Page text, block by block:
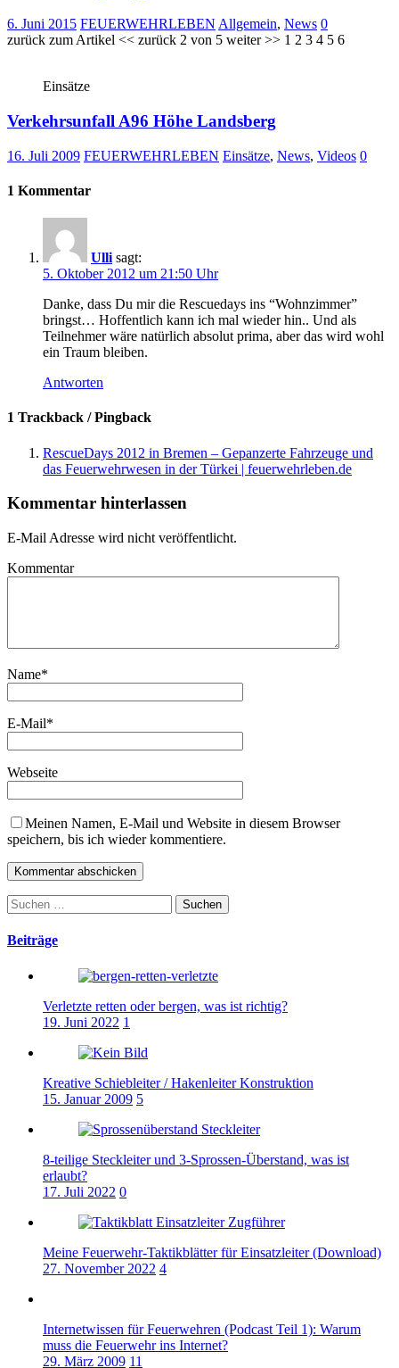
6. Juni 2015 FEUERWEHRLEBEN Allgemein, News 0
zurück zum Artikel << zurück 2 von 5 weiter >> 1 2 3 4 5 6
Einsätze
Verkehrsunfall A96 Höhe Landsberg
16. Juli 2009 FEUERWEHRLEBEN Einsätze, News, Videos 0
1 Kommentar
Ulli sagt:
5. Oktober 2012 um 21:50 Uhr
Danke, dass Du mir die Rescuedays ins “Wohnzimmer”
bringst… Hoffentlich kann ich mal wieder hin.. Und als
Teilnehmer wäre natürlich absolut prima, aber das wird wohl
ein Traum bleiben.
Antworten
1 Trackback / Pingback
RescueDays 2012 in Bremen – Gepanzerte Fahrzeuge und
das Feuerwehrwesen in der Türkei | feuerwehrleben.de
Kommentar hinterlassen
E-Mail Adresse wird nicht veröffentlicht.
Kommentar
Name*
E-Mail*
Webseite
Meinen Namen, E-Mail und Website in diesem Browser
speichern, bis ich wieder kommentiere.
Suchen
nach:
Beiträge
Verletzte retten oder bergen, was ist richtig?
19. Juni 2022 1
Kreative Schiebleiter / Hakenleiter Konstruktion
15. Januar 2009 5
8-teilige Steckleiter und 3-Sprossen-Überstand, was ist
erlaubt?
17. Juli 2022 0
Meine Feuerwehr-Taktikblätter für Einsatzleiter (Download)
27. November 2022 4
Internetwissen für Feuerwehren (Podcast Teil 1): Warum
muss die Feuerwehr ins Internet?
29. März 2009 11